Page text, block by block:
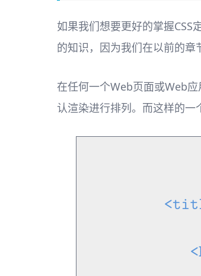
如果我们想要更好的掌握
的知识，因为我们在以前的章
在任何一个Web页面或Web
认渲染进行排列。而这样的一